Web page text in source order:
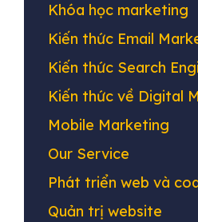
Khóa học marketing
Kiến thức Email
Kiến thức Search
Kiến thức về Digital
Mobile Marketing
Our Service
Phát triển web và
Quản trị website